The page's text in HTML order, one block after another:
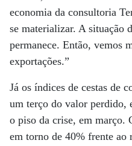
economia da consultoria
se materializar. A situação
permanece. Então, vemos
exportações.”
Já os índices de cestas de
um terço do valor perdido,
o piso da crise, em março.
em torno de 40% frente ao